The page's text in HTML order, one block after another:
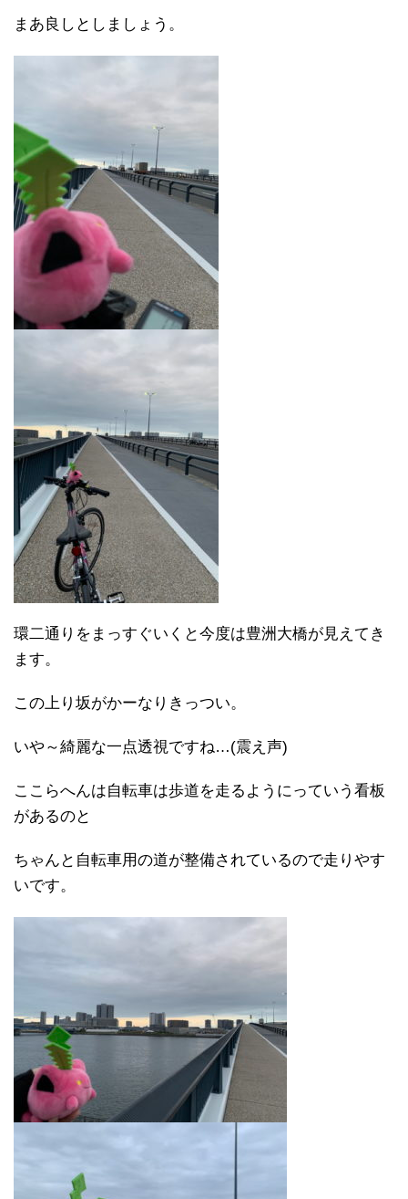
まあ良しとしましょう。
環二通りをまっすぐいくと今度は豊洲大橋が見えてき
ます。
この上り坂がかーなりきっつい。
いや～綺麗な一点透視ですね…(震え声)
ここらへんは自転車は歩道を走るようにっていう看板
があるのと
ちゃんと自転車用の道が整備されているので走りやす
いです。